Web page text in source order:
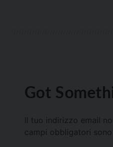
Got
Il tuo indirizzo email
campi obbligatori sono